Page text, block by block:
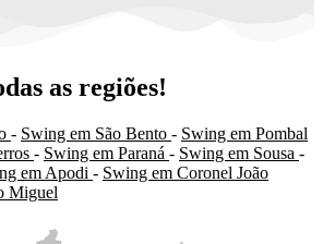
as regiões!
- Swing em São Bento - Swing em Pombal
- Swing em Paraná - Swing em Sousa -
em Apodi - Swing em Coronel João
Miguel